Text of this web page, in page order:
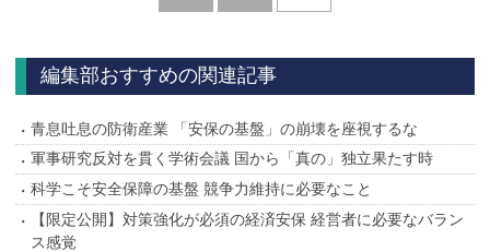
編集部おすすめの関連記事
青息吐息の防衛産業 「安保の基盤」の崩壊を座視するな
軍事研究反対を貫く学術会議 国から「真の」独立果たす時
科学こそ安全保障の基盤 競争力維持に必要なこと
【限定公開】対策強化が必須の経済安保 経営者に必要なバラン
ス感覚